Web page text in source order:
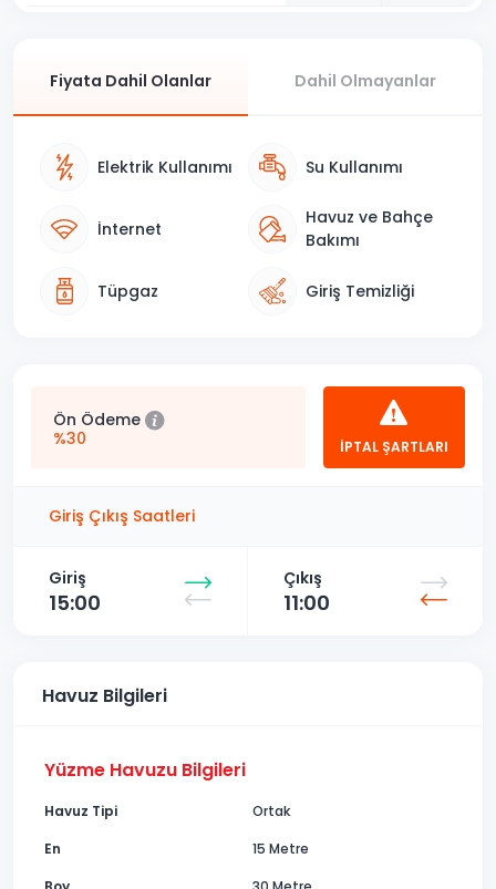
Fiyata Dahil Olanlar Dahil Olmayanlar
Elektrik Kullanımı Su Kullanımı
İnternet
Havuz ve Bahçe
Bakımı
Tüpgaz Giriş Temizliği
Ön Ödeme
%30
İPTAL ŞARTLARI
Giriş Çıkış Saatleri
Giriş
15:00
Çıkış
11:00
Havuz Bilgileri
Yüzme Havuzu Bilgileri
Havuz Tipi
Ortak
En
15 Metre